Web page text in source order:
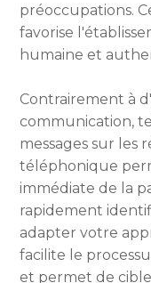
préoccupations.
favorise
humaine et
Contrairement à
communication,
messages sur les
téléphonique
immédiate de la
rapidement
adapter votre
facilite le
et permet de